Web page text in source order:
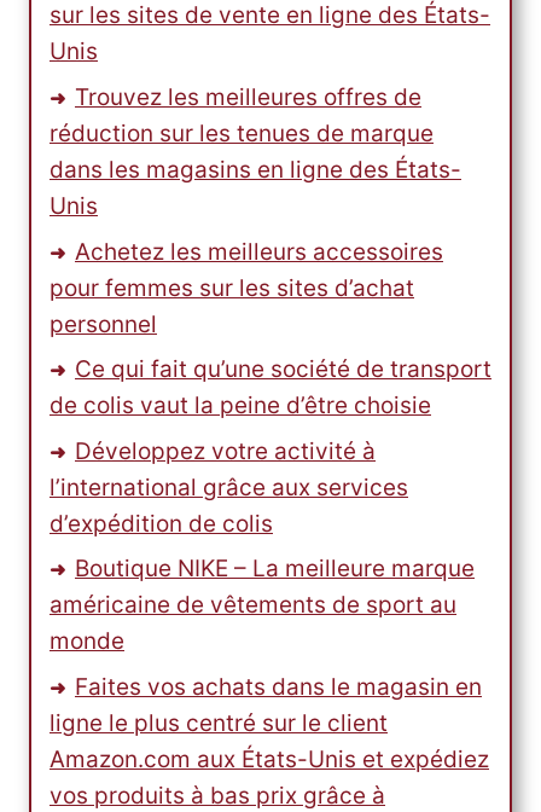
sur les sites de vente en ligne des États-
Unis
Trouvez les meilleures offres de
réduction sur les tenues de marque
dans les magasins en ligne des États-
Unis
Achetez les meilleurs accessoires
pour femmes sur les sites d’achat
personnel
Ce qui fait qu’une société de transport
de colis vaut la peine d’être choisie
Développez votre activité à
l’international grâce aux services
d’expédition de colis
Boutique NIKE – La meilleure marque
américaine de vêtements de sport au
monde
Faites vos achats dans le magasin en
ligne le plus centré sur le client
Amazon.com aux États-Unis et expédiez
vos produits à bas prix grâce à